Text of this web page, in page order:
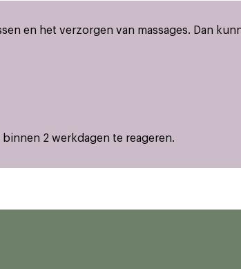
en het verzorgen van massages. Dan
2 werkdagen te reageren.